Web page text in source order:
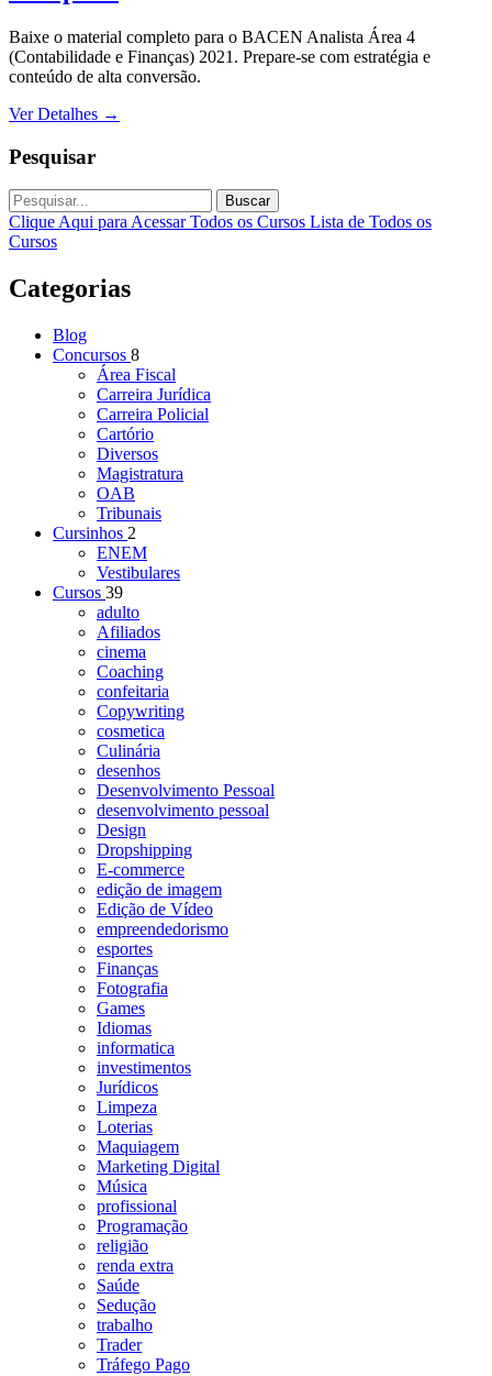
Baixe o material completo para o BACEN Analista Área 4
(Contabilidade e Finanças) 2021. Prepare-se com estratégia e
conteúdo de alta conversão.
Ver Detalhes →
Pesquisar
Buscar
Clique Aqui para Acessar Todos os Cursos Lista de Todos os
Cursos
Categorias
Blog
Concursos 8
Área Fiscal
Carreira Jurídica
Carreira Policial
Cartório
Diversos
Magistratura
OAB
Tribunais
Cursinhos 2
ENEM
Vestibulares
Cursos 39
adulto
Afiliados
cinema
Coaching
confeitaria
Copywriting
cosmetica
Culinária
desenhos
Desenvolvimento Pessoal
desenvolvimento pessoal
Design
Dropshipping
E-commerce
edição de imagem
Edição de Vídeo
empreendedorismo
esportes
Finanças
Fotografia
Games
Idiomas
informatica
investimentos
Jurídicos
Limpeza
Loterias
Maquiagem
Marketing Digital
Música
profissional
Programação
religião
renda extra
Saúde
Sedução
trabalho
Trader
Tráfego Pago